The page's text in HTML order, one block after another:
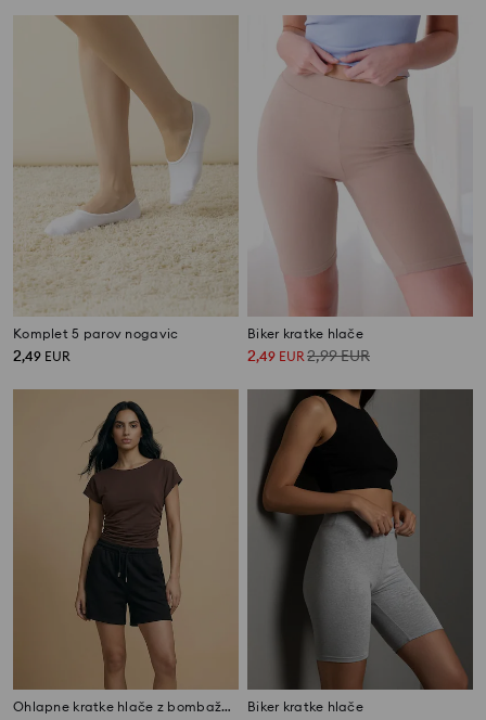
Komplet 5 parov nogavic
2,49 EUR
Biker kratke hlače
2,49 EUR 2,99EUR
Ohlapne kratke hlače z bombažem Biker kratke hlače